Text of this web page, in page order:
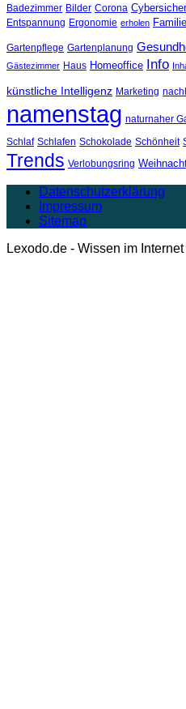
Badezimmer Bilder Corona
Entspannung Ergonomie erholen Familie
Gartenpflege Gartenplanung
Gästezimmer Haus Homeoffice Info
künstliche Intelligenz Marketing
namenstag naturnaher
Schlaf Schlafen Schokolade Schönheit
Trends Verlobungsring
Datenschutzerklärung
Impressum
Sitemap
Lexodo.de - Wissen im